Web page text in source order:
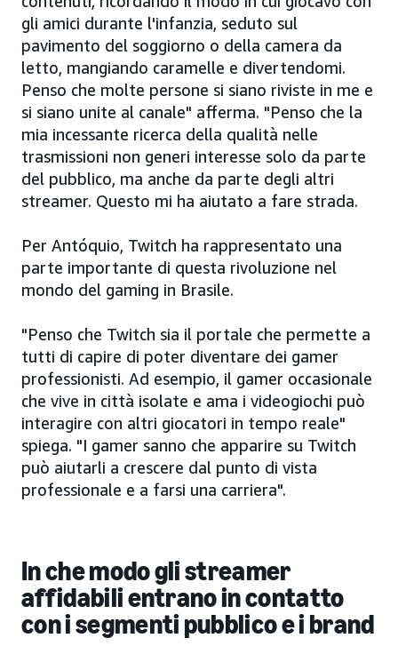
gli amici durante l'infanzia, seduto sul
pavimento del soggiorno o della camera da
letto, mangiando caramelle e divertendomi.
Penso che molte persone si siano riviste in me e
si siano unite al canale" afferma. "Penso che la
mia incessante ricerca della qualità nelle
trasmissioni non generi interesse solo da parte
del pubblico, ma anche da parte degli altri
streamer. Questo mi ha aiutato a fare strada.
Per Antóquio, Twitch ha rappresentato una
parte importante di questa rivoluzione nel
mondo del gaming in Brasile.
"Penso che Twitch sia il portale che permette a
tutti di capire di poter diventare dei gamer
professionisti. Ad esempio, il gamer occasionale
che vive in città isolate e ama i videogiochi può
interagire con altri giocatori in tempo reale"
spiega. "I gamer sanno che apparire su Twitch
può aiutarli a crescere dal punto di vista
professionale e a farsi una carriera".
In che modo gli streamer
affidabili entrano in contatto
con i segmenti pubblico e i brand